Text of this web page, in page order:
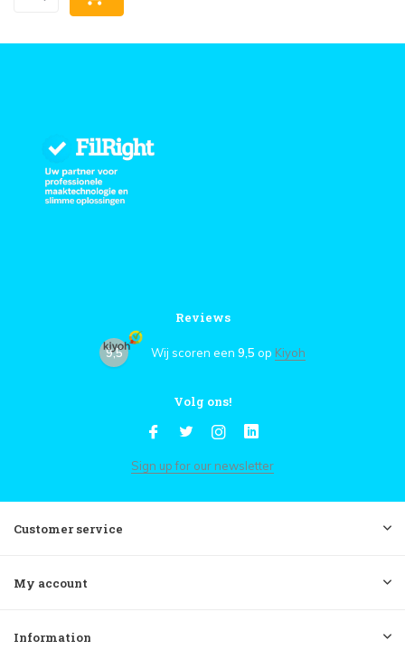
Reviews
9,5 Wij scoren een 9,5 op Kiyoh
Volg ons!
Sign up for our newsletter
Customer service
My account
Information